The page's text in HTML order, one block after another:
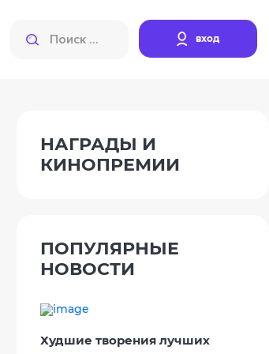
вход
НАГРАДЫ И
КИНОПРЕМИИ
ПОПУЛЯРНЫЕ
НОВОСТИ
Худшие творения лучших